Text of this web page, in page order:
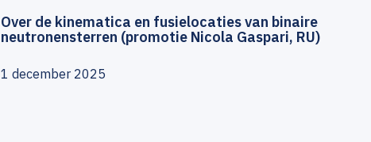
Over de kinematica en fusielocaties van binaire
neutronensterren (promotie Nicola Gaspari, RU)
1 december 2025